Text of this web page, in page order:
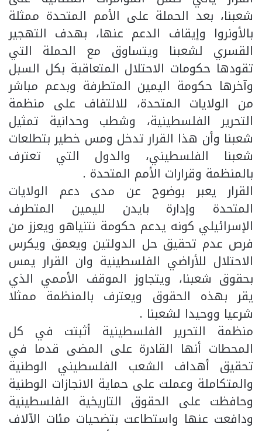
شعبنا، بعد الحملة على الأمم المتحدة ممثلة
بالأونروا وإيقاف الدعم عنها، بهدف التهجير
القسري لشعبنا ويتساوق مع الحملة التي
تقودها حكومات الاحتلال المتعاقبة بكل السبل
وآخرها حكومة اليمين المتطرفة وبدعم مباشر
من الولايات المتحدة، للالتفاف على منظمة
التحرير الفلسطينية، وشطب وحدانية تمثيل
شعبنا وأن هذا القرار تدخل ومس خطير بتطلعات
شعبنا الفلسطيني، والدول التي تعترف
بالمنظمة وقرارات الأمم المتحدة .
القرار يعبر بوضوح عن مدى دعم الولايات
المتحدة وإدارة بايدن لليمين المتطرف
الإسرائيلي كونه يدعم حكومة نتنياهو ويعزز من
فرص عدم تحقيق حل الدولتين ويعمق ويكرس
الاحتلال للأراضي الفلسطينية وان القرار يمس
بحقوق شعبنا، ويتجاوز الموقف الأممي الذي
يقر بهذه الحقوق ويعترف بالمنظمة ممثلا
شرعيا ووحيدا لشعبنا .
منظمة التحرير الفلسطينية أثبتت في كل
المحطات أنها القادرة على المضى قدما في
تحقيق أهداف الشعب الفلسطيني الوطنية
والمتكاملة وعملت على حماية الانجازات الوطنية
وحافظت على الحقوق التاريخية الفلسطينية
ودافعت عنها واستطاعت بتضحيات مئات الآلاف